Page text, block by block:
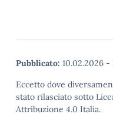
Pubblicato: 10.02.2026 -
Eccetto dove
stato rilasciato sotto
Attribuzione 4.0 Italia.